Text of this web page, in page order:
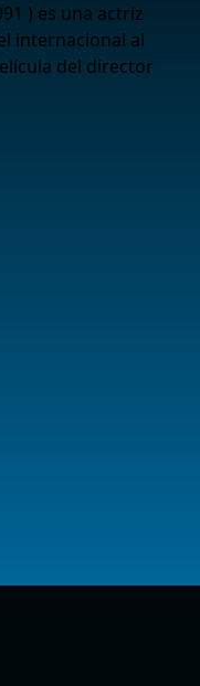
) es una actriz
internacional al
del director